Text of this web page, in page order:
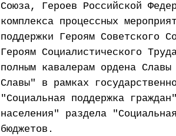
Союза, Героев Российской
комплекса процессных
поддержки Героям Советского
Героям Социалистического
полным кавалерам ордена
Славы" в рамках
"Социальная поддержка
населения" раздела
бюджетов.